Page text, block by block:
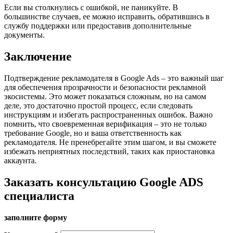
Если вы столкнулись с ошибкой, не паникуйте. В
большинстве случаев, ее можно исправить, обратившись в
службу поддержки или предоставив дополнительные
документы.
Заключение
Подтверждение рекламодателя в Google Ads – это важный шаг
для обеспечения прозрачности и безопасности рекламной
экосистемы. Это может показаться сложным, но на самом
деле, это достаточно простой процесс, если следовать
инструкциям и избегать распространенных ошибок. Важно
помнить, что своевременная верификация – это не только
требование Google, но и ваша ответственность как
рекламодателя. Не пренебрегайте этим шагом, и вы сможете
избежать неприятных последствий, таких как приостановка
аккаунта.
Заказать консультацию Google ADS
специалиста
заполните форму